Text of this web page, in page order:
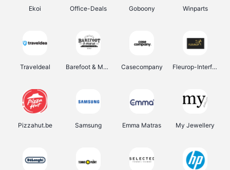
Ekoi Office-Deals Goboony Winparts
Traveldeal Barefoot & More Casecompany Fleurop-Interflora
Pizzahut.be Samsung Emma Matras My Jewellery